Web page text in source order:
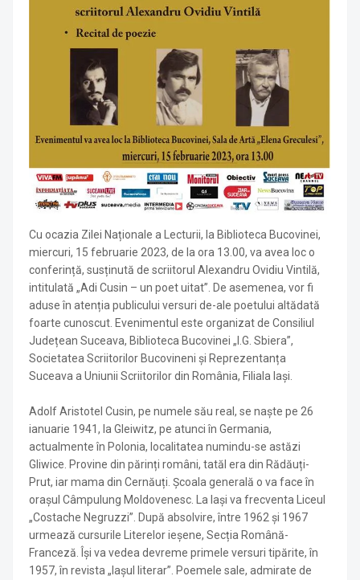
Cu ocazia Zilei Naționale a Lecturii, la Biblioteca Bucovinei,
miercuri, 15 februarie 2023, de la ora 13.00, va avea loc o
conferință, susținută de scriitorul Alexandru Ovidiu Vintilă,
intitulată „Adi Cusin – un poet uitat”. De asemenea, vor fi
aduse în atenția publicului versuri de-ale poetului altădată
foarte cunoscut. Evenimentul este organizat de Consiliul
Județean Suceava, Biblioteca Bucovinei „I.G. Sbiera”,
Societatea Scriitorilor Bucovineni și Reprezentanța
Suceava a Uniunii Scriitorilor din România, Filiala Iași.
Adolf Aristotel Cusin, pe numele său real, se naște pe 26
ianuarie 1941, la Gleiwitz, pe atunci în Germania,
actualmente în Polonia, localitatea numindu-se astăzi
Gliwice. Provine din părinți români, tatăl era din Rădăuți-
Prut, iar mama din Cernăuți. Școala generală o va face în
orașul Câmpulung Moldovenesc. La Iași va frecventa Liceul
„Costache Negruzzi”. După absolvire, între 1962 și 1967
urmează cursurile Literelor ieșene, Secția Română-
Franceză. Își va vedea devreme primele versuri tipărite, în
1957, în revista „Iașul literar”. Poemele sale, admirate de